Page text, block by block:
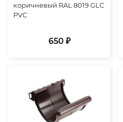
коричневый RAL 8019 GLC
PVC
650 ₽